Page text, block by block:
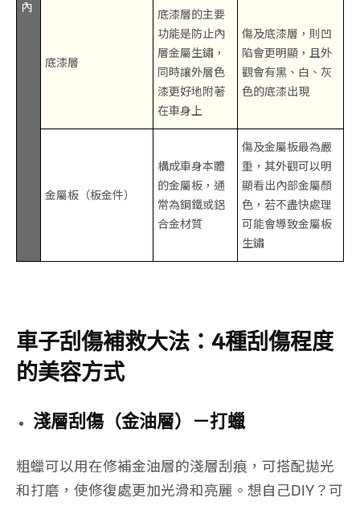
內
底漆層
底漆層的主要
功能是防止內
層金屬生鏽，
同時讓外層色
漆更好地附著
在車身上
傷及底漆層，則凹
陷會更明顯，且外
觀會有黑、白、灰
色的底漆出現
金屬板（板金件）
構成車身本體
的金屬板，通
常為鋼鐵或鋁
合金材質
傷及金屬板最為嚴
重，其外觀可以明
顯看出內部金屬顏
色，若不盡快處理
可能會導致金屬板
生鏽
車子刮傷補救大法：4種刮傷程度
的美容方式
淺層刮傷（金油層）－打蠟
粗蠟可以用在修補金油層的淺層刮痕，可搭配拋光
和打磨，使修復處更加光滑和亮麗。想自己DIY？可